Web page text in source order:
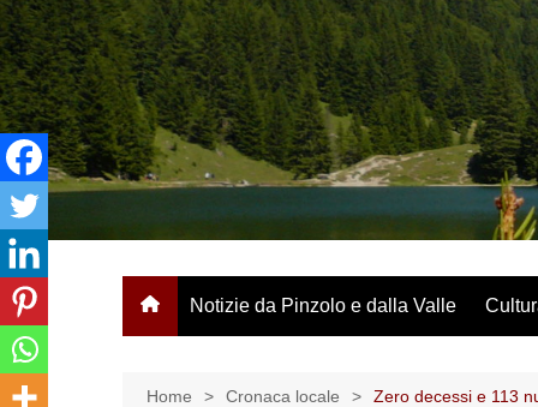
Salta
al
contenuto
Notizie da Pinzolo e dalla Valle
Home Cronaca locale Zero decessi e 113